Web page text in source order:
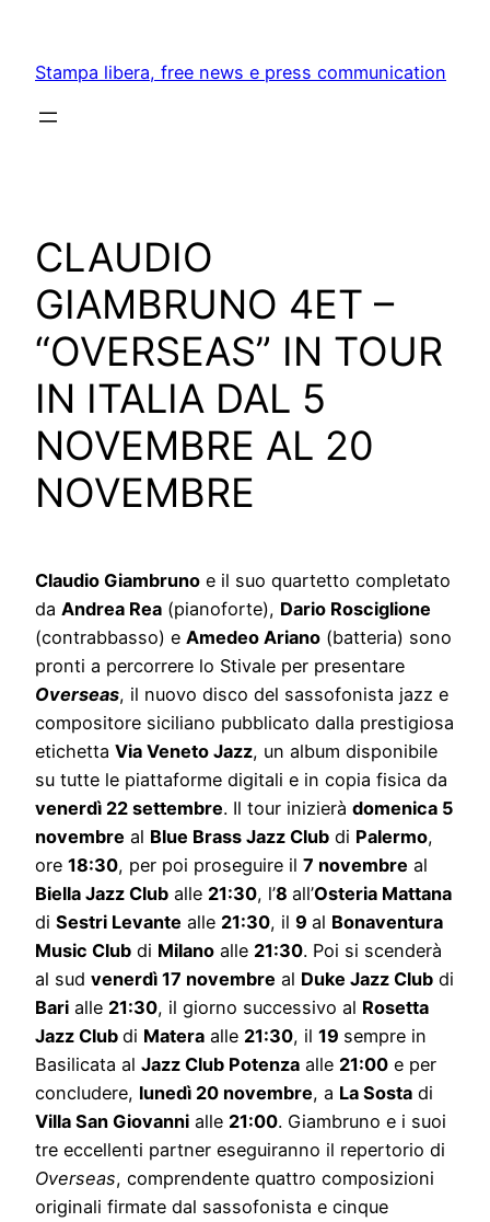
content
Stampa libera, free news e press communication
CLAUDIO
GIAMBRUNO 4ET –
“OVERSEAS” IN TOUR
IN ITALIA DAL 5
NOVEMBRE AL 20
NOVEMBRE
Claudio Giambruno e il suo quartetto completato
da Andrea Rea (pianoforte), Dario Rosciglione
(contrabbasso) e Amedeo Ariano (batteria) sono
pronti a percorrere lo Stivale per presentare
Overseas, il nuovo disco del sassofonista jazz e
compositore siciliano pubblicato dalla prestigiosa
etichetta Via Veneto Jazz, un album disponibile
su tutte le piattaforme digitali e in copia fisica da
venerdì 22 settembre. Il tour inizierà domenica 5
novembre al Blue Brass Jazz Club di Palermo,
ore 18:30, per poi proseguire il 7 novembre al
Biella Jazz Club alle 21:30, l’8 all’Osteria Mattana
di Sestri Levante alle 21:30, il 9 al Bonaventura
Music Club di Milano alle 21:30. Poi si scenderà
al sud venerdì 17 novembre al Duke Jazz Club di
Bari alle 21:30, il giorno successivo al Rosetta
Jazz Club di Matera alle 21:30, il 19 sempre in
Basilicata al Jazz Club Potenza alle 21:00 e per
concludere, lunedì 20 novembre, a La Sosta di
Villa San Giovanni alle 21:00. Giambruno e i suoi
tre eccellenti partner eseguiranno il repertorio di
Overseas, comprendente quattro composizioni
originali firmate dal sassofonista e cinque